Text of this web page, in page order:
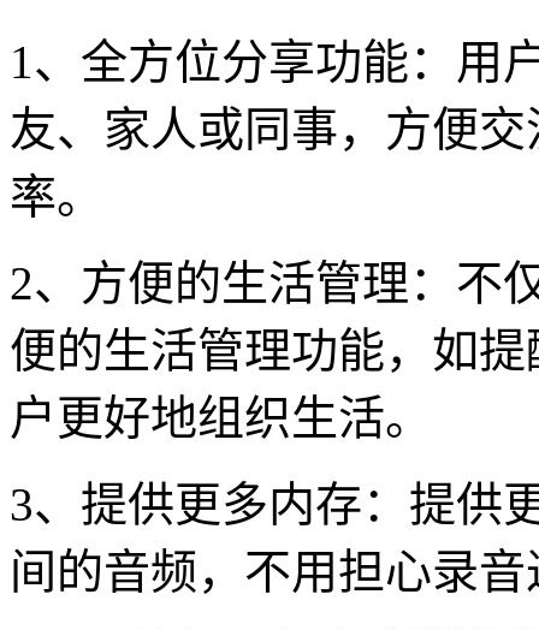
1、全方位分享功能：用
友、家人或同事，方便
率。
2、方便的生活管理：不
便的生活管理功能，如
户更好地组织生活。
3、提供更多内存：提供
间的音频，不用担心录